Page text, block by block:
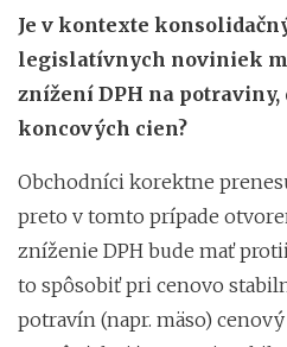
Je v kontexte
legislatívnych noviniek
znížení DPH na potraviny,
koncových cien?
Obchodníci korektne
preto v tomto prípade
zníženie DPH bude mať
to spôsobiť pri cenovo
potravín (napr. mäso)